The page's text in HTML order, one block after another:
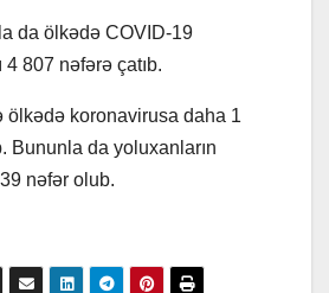
da ölkədə COVID-19
4 807 nəfərə çatıb.
ölkədə koronavirusa daha 1
Bununla da yoluxanların
nəfər olub.